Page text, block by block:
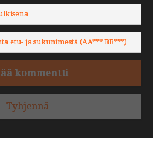
etu- ja sukunimestä (AA*** BB***)
kommentti
Tyhjennä